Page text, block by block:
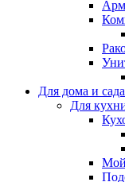
Для дома и сада
Для